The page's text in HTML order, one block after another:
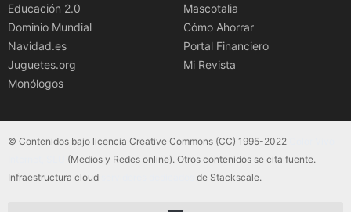
Educación 2.0
Dominio Mundial
Navidad.es
Juguetes.org
Monólogos
Mascotalia
Cómo Ahorrar
Portal Financiero
Mi Revista
© Contenidos bajo licencia Creative Commons (CC) 1995-2022
(Medios y Redes online). Otros contenidos se cita fuente.
Infraestructura cloud
de Stackscale.